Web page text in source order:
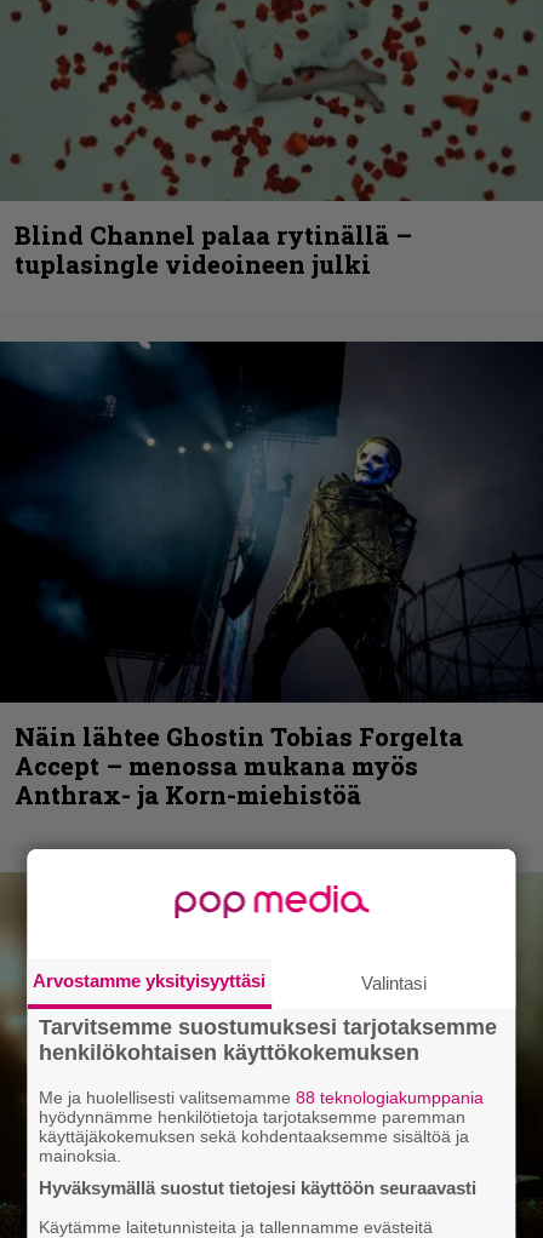
Blind Channel palaa rytinällä –
tuplasingle videoineen julki
Näin lähtee Ghostin Tobias Forgelta
Accept – menossa mukana myös
Anthrax- ja Korn-miehistöä
Arvostamme yksityisyyttäsi Valintasi
Tarvitsemme suostumuksesi tarjotaksemme
henkilökohtaisen käyttökokemuksen
Me ja huolellisesti valitsemamme88 teknologiakumppania
hyödynnämme henkilötietoja tarjotaksemme paremman
käyttäjäkokemuksen sekä kohdentaaksemme sisältöä ja
mainoksia.
Hyväksymällä suostut tietojesi käyttöön seuraavasti
Käytämme laitetunnisteita ja tallennamme evästeitä